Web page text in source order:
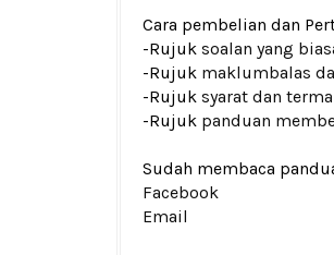
Cara pembelian dan
-Rujuk soalan yang
-Rujuk maklumbalas
-Rujuk syarat dan terma
-Rujuk panduan
Sudah membaca
Facebook
Email